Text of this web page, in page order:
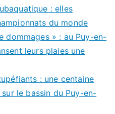
: elles
du monde
dommages » : au Puy-en-
leurs plaies une
: une centaine
le bassin du Puy-en-